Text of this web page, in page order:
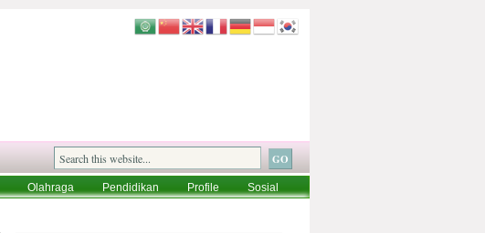
Olahraga Pendidikan Profile
Sosial